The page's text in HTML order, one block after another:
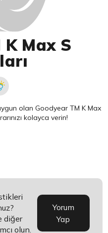
Max S
olanGoodyear TM K Max
kolayca verin!
diğer
olun.
Yorum
Yap